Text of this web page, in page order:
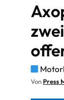
Von Press